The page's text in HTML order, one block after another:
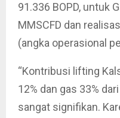
91.336 BOPD, untuk
MMSCFD dan
(angka operasional
“Kontribusi lifting
12% dan gas 33%
sangat signifikan.